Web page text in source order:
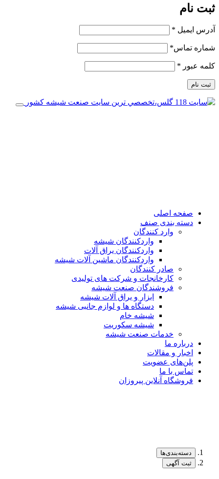
ثبت نام
آدرس ایمیل *
شماره تماس*
کلمه عبور *
ثبت نام
صفحه اصلی
دسته بندی صنف
وارد کنندگان
واردکنندگان شیشه
واردکنندگان یراق آلات
واردکنندگان ماشین آلات شیشه
صادر کنندگان
کارخانجات و شرکت های تولیدی
فروشندگان صنعت شیشه
ابزار و یراق آلات شیشه
دستگاه ها و لوازم جانبی شیشه
شیشه خام
شیشه سکوریت
خدمات صنعت شیشه
درباره ما
اخبار و مقالات
پلن‌های عضویت
تماس با ما
فروشگاه آنلاین پیروزان
دسته‌بندی‌ها
ثبت آگهی